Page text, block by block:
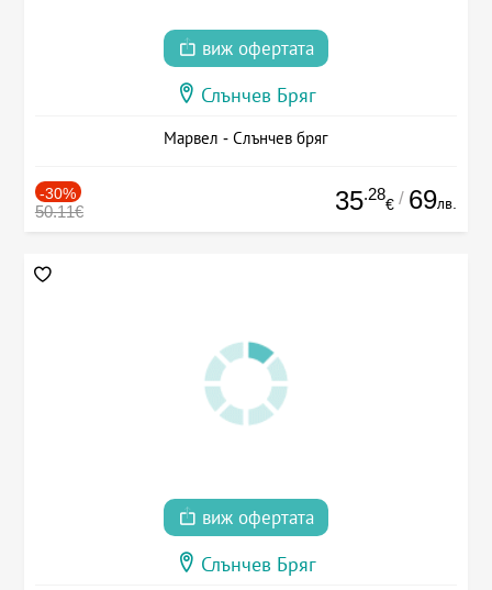
виж офертата
Слънчев Бряг
Марвел - Слънчев бряг
-30%
50.11€ 35.28
€ / 69лв.
виж офертата
Слънчев Бряг